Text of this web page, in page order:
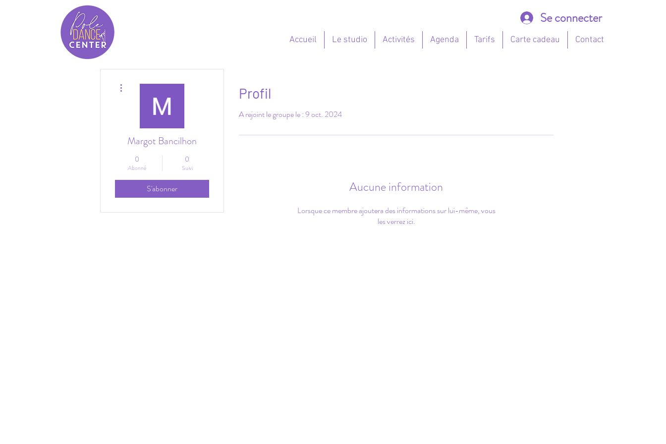
Se connecter
Accueil Le studio Activités Agenda Tarifs Carte cadeau Contact
Profil
A rejoint le groupe le : 9 oct. 2024
Aucune information
Lorsque ce membre ajoutera des informations sur lui-même, vous
les verrez ici.
Margot Bancilhon
0
Abonné
0
Suivi
S'abonner